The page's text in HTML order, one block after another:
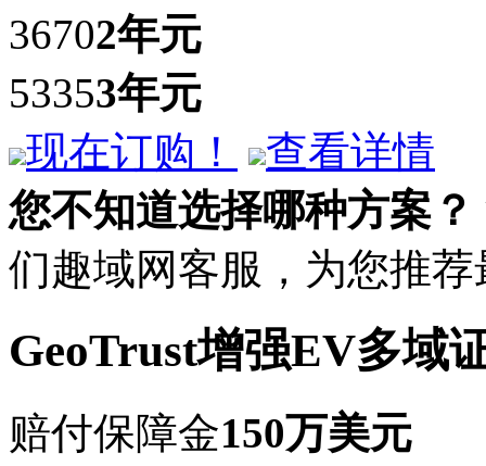
36702年元
53353年元
现在订购！
查看详情
您不知道选择哪种方案？
们趣域网客服，为您推
GeoTrust增强EV多域
赔付保障金150万美元